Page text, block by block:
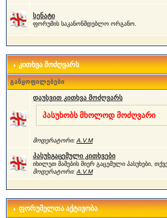
სენატი
ფორუმის საკანონმდებლო ორგანო.
კითხვა მოძღვარს
განყოფილებები
დაუსვით კითხვა მოძღვარს
პასუხობს მხოლოდ მოძღვარი
მოდერატორი: A.V.M
პასუხგაცემული კითხვები
იხილეთ მამების მიერ გაცემული პასუხები,
მოდერატორი: A.V.M
ფორუმელთა აქტივობა